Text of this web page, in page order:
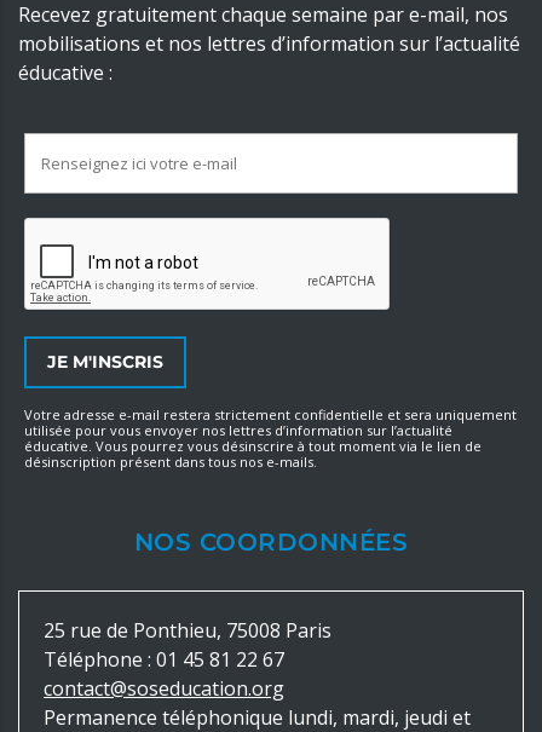
Recevez gratuitement chaque semaine par e-mail, nos
mobilisations et nos lettres d’information sur l’actualité
éducative :
Votre adresse e-mail restera strictement confidentielle et sera uniquement
utilisée pour vous envoyer nos lettres d’information sur l’actualité
éducative. Vous pourrez vous désinscrire à tout moment via le lien de
désinscription présent dans tous nos e-mails.
NOS COORDONNÉES
25 rue de Ponthieu, 75008 Paris
Téléphone : 01 45 81 22 67
contact@soseducation.org
Permanence téléphonique lundi, mardi, jeudi et